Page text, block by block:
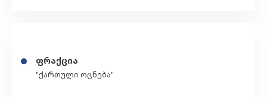
ფრაქცია
"ქართული ოცნება"